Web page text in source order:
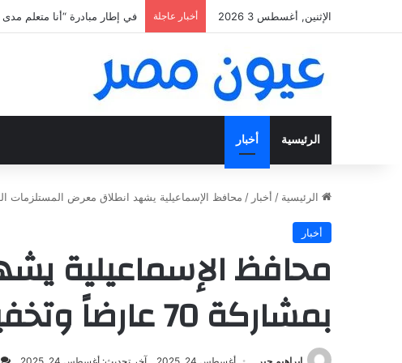
الإثنين, أغسطس 3 2026 أخبار عاجلة «فتح عينك كويس».. اعثر على
الرئيسية أخبار
الرئيسية / أخبار / محافظ الإسماعيلية يشهد انطلاق معرض المستلزمات الدراسية بمشاركة 70
أخبار
محافظ الإسماعيلية
بمشاركة 70 عارضاً وتخفيضات تصل إلى 35%